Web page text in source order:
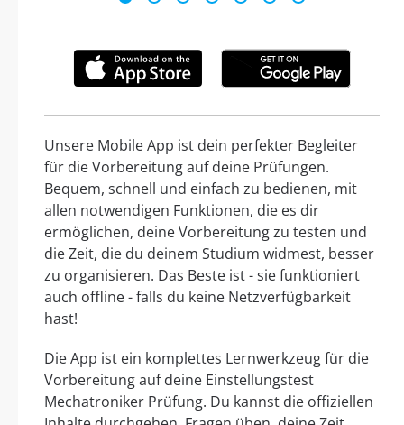
Unsere Mobile App ist dein perfekter Begleiter
für die Vorbereitung auf deine Prüfungen.
Bequem, schnell und einfach zu bedienen, mit
allen notwendigen Funktionen, die es dir
ermöglichen, deine Vorbereitung zu testen und
die Zeit, die du deinem Studium widmest, besser
zu organisieren. Das Beste ist - sie funktioniert
auch offline - falls du keine Netzverfügbarkeit
hast!
Die App ist ein komplettes Lernwerkzeug für die
Vorbereitung auf deine Einstellungstest
Mechatroniker Prüfung. Du kannst die offiziellen